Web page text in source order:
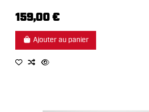
159,00 €
Ajouter au panier